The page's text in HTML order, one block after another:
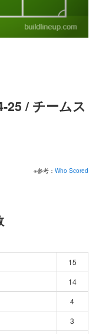
25 / チームス
※参考：Who Scored
15
14
4
3